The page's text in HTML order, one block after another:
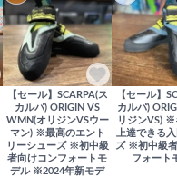
【セール】SCARPA(ス
カルパ) ORIGIN VS
WMN(オリジンVSウー
マン) ※最高のエント
リーシューズ ※初中級
者向けコンフォートモ
デル ※2024年新モデ
【セール】
カルパ)
リジンVS) ※
上達できる
ズ ※初中級
フォート